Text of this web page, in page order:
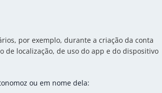
por exemplo, durante a criação da conta
de localização, de uso do app e do dispositivo
ou em nome dela: